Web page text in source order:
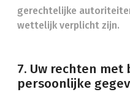
gerechtelijke
wettelijk verplicht zijn.
7. Uw rechten
persoonlijke